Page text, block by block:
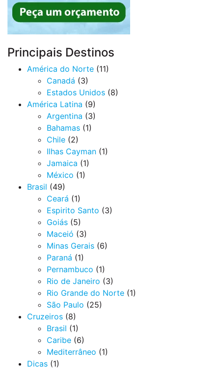
Principais Destinos
América do Norte (11)
Canadá (3)
Estados Unidos (8)
América Latina (9)
Argentina (3)
Bahamas (1)
Chile (2)
Ilhas Cayman (1)
Jamaica (1)
México (1)
Brasil (49)
Ceará (1)
Espirito Santo (3)
Goiás (5)
Maceió (3)
Minas Gerais (6)
Paraná (1)
Pernambuco (1)
Rio de Janeiro (3)
Rio Grande do Norte (1)
São Paulo (25)
Cruzeiros (8)
Brasil (1)
Caribe (6)
Mediterrâneo (1)
Dicas (1)